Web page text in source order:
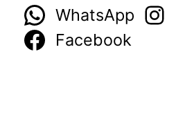
WhatsApp
Facebook